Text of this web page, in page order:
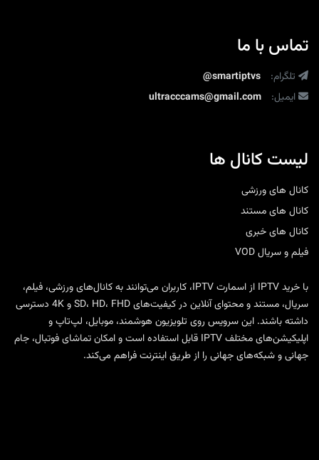
تماس با ما
تلگرام:
@smartiptvs
ایمیل:
ultracccams@gmail.com
لیست کانال ها
کانال های ورزشی
کانال های مستند
کانال های خبری
فیلم و سریال VOD
با خرید IPTV ازاسمارت IPTV
، کاربران می‌توانند به کانال‌های ورزشی، فیلم،
سریال، مستند و محتوای آنلاین در کیفیت‌های SD، HD، FHD و 4K دسترسی
داشته باشند. این سرویس روی تلویزیون هوشمند، موبایل، لپ‌تاپ و
اپلیکیشن‌های مختلف IPTV قابل استفاده است و امکان تماشای فوتبال، جام
جهانی و شبکه‌های جهانی را از طریق اینترنت فراهم می‌کند.